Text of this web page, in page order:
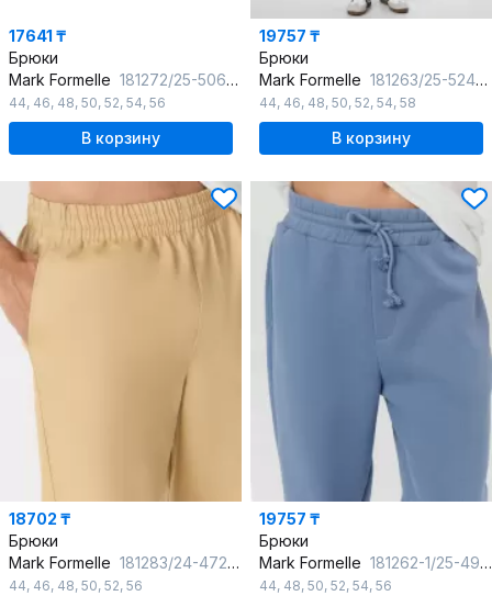
17641 ₸
Брюки
Mark Formelle 181272/25-5062Б-13 черный
44, 46, 48, 50, 52, 54, 56
В корзину
19757 ₸
Брюки
Mark Formelle 181263/25-5241Ц-7П шоколадное_мартини
44, 46, 48, 50, 52, 54, 58
В корзину
18702 ₸
Брюки
Mark Formelle 181283/24-4722Ц-9 песчаный
44, 46, 48, 50, 52, 56
19757 ₸
Брюки
Mark Formelle 181262-1/25-4903Ц-7П тропосфера
44, 48, 50, 52, 54, 56